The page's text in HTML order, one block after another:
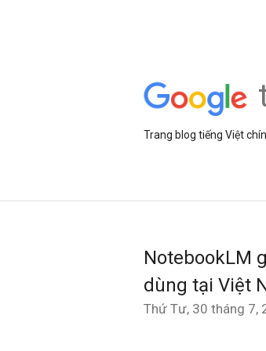
Trang blog tiếng Việt
NotebookLM
dùng tại Việt
Thứ Tư, 30 tháng 7,